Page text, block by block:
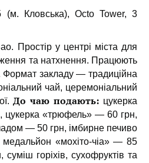
(м. Кловська), Octo Tower, 3
Простір у центрі міста для
та натхнення. Працюють
закладу — традиційна
чай, церемоніальний
До чаю подають: цукерка
цукерка «трюфель» — 60 грн,
— 50 грн, імбирне печиво
«мохіто-чіа» — 85
горіхів, сухофруктів та